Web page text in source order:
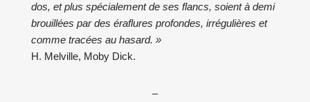
dos, et plus spécialement de ses flancs, soient à demi
brouillées par des éraflures profondes, irrégulières et
comme tracées au hasard. »
H. Melville, Moby Dick.
–